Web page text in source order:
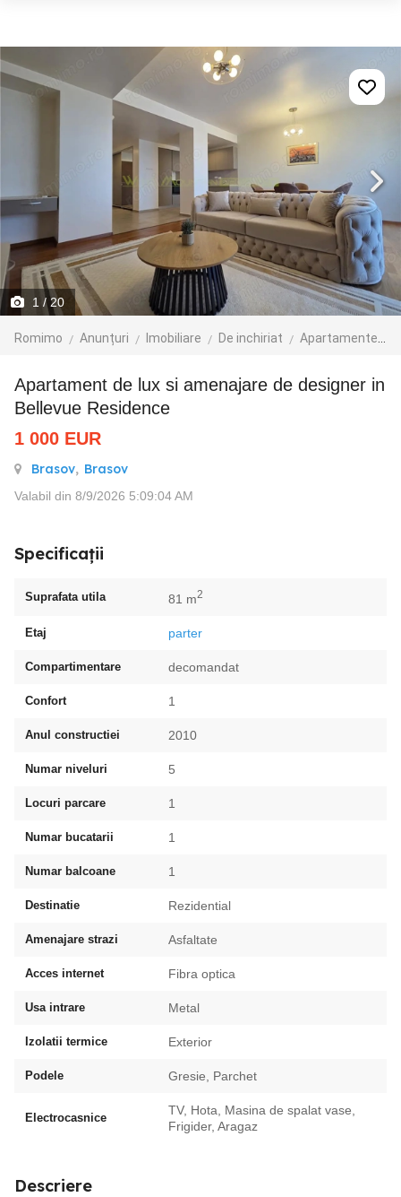
1 / 20
Romimo Anunțuri Imobiliare De inchiriat Apartamente de inchiriat
Apartament de lux si amenajare de designer in
Bellevue Residence
1 000 EUR
Brasov, Brasov
Valabil din 8/9/2026 5:09:04 AM
Specificații
Suprafata utila 81 m2
Etaj parter
Compartimentare decomandat
Confort 1
Anul constructiei 2010
Numar niveluri 5
Locuri parcare 1
Numar bucatarii 1
Numar balcoane 1
Destinatie Rezidential
Amenajare strazi Asfaltate
Acces internet Fibra optica
Usa intrare Metal
Izolatii termice Exterior
Podele Gresie, Parchet
Electrocasnice
TV, Hota, Masina de spalat vase,
Frigider, Aragaz
Descriere